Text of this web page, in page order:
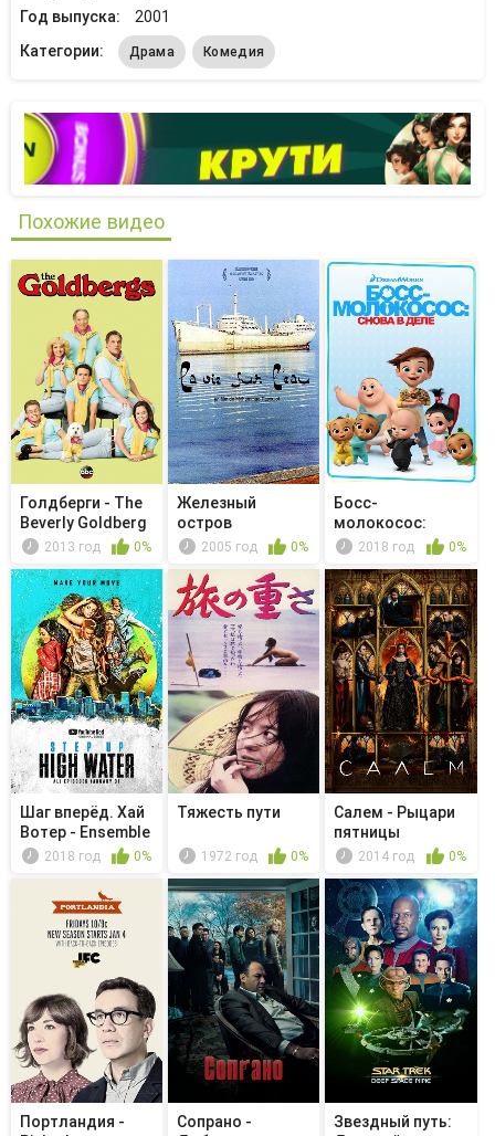
Год выпуска:
2001
Категории:
Драма Комедия
Похожие видео
Голдберги - The
Beverly Goldberg
Cook...2013 год 0%
Железный
остров
2005 год 0%
Босс-
молокосос:
Снова в деле -
2018 год 0%
Шаг вперёд. Хай
Вотер - Ensemble
2018 год 0%
Тяжесть пути
1972 год 0%
Салем - Рыцари
пятницы
2014 год 0%
Портландия -
Сопрано -
Звездный путь: